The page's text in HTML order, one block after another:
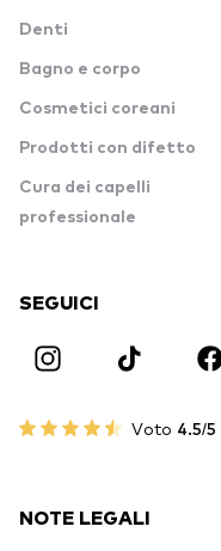
Denti
Bagno e corpo
Cosmetici coreani
Prodotti con difetto
Cura dei capelli
professionale
SEGUICI
Voto 4.5/5
NOTE LEGALI